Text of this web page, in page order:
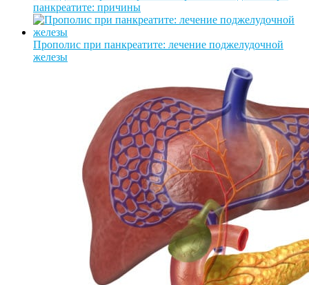
панкреатите: причины
Прополис при панкреатите: лечение поджелудочной
железы